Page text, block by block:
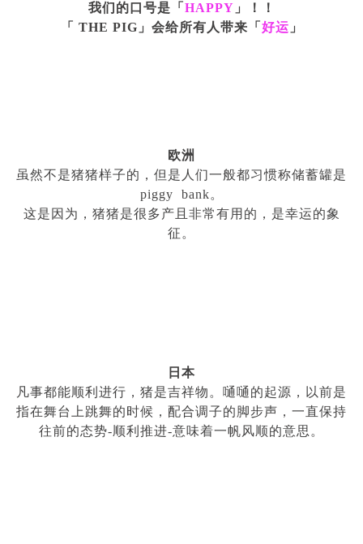
我们的口号是「 HAPPY 」！！
「
THE PIG 」会给所有人带来「 好运 」
欧洲
虽然不是猪猪样子的，但是人们一般都习惯称储蓄罐是
piggy bank。
这是因为，猪猪是很多产且非常有用的，是幸运的象
征。
日本
凡事都能顺利进行，猪是吉祥物。嗵嗵的起源，以前是
指在舞台上跳舞的时候，配合调子的脚步声，一直保持
往前的态势-顺利推进-意味着一帆风顺的意思。